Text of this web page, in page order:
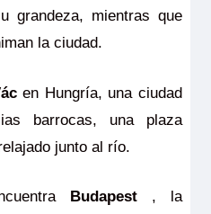
grandeza, mientras que
la ciudad.
en Hungría, una ciudad
barrocas, una plaza
junto al río.
Budapest , la